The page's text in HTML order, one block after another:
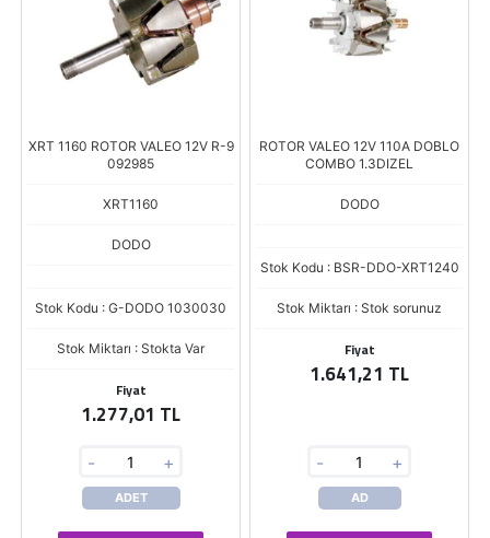
XRT 1160 ROTOR VALEO 12V R-9
092985
XRT1160
DODO
Stok Kodu : G-DODO 1030030
Stok Miktarı : Stokta Var
Fiyat
1.277,01 TL
- +
ADET
ROTOR VALEO 12V 110A DOBLO
COMBO 1.3DIZEL
DODO
Stok Kodu : BSR-DDO-XRT1240
Stok Miktarı : Stok sorunuz
Fiyat
1.641,21 TL
- +
AD